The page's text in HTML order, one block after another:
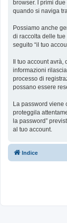
browser. I primi
quando si naviga
Possiamo anche
di raccolta delle tue
seguito “il tuo
Il tuo account
informazioni
processo di
possano essere
La password viene
proteggila
la password”
al tuo account.
Indice